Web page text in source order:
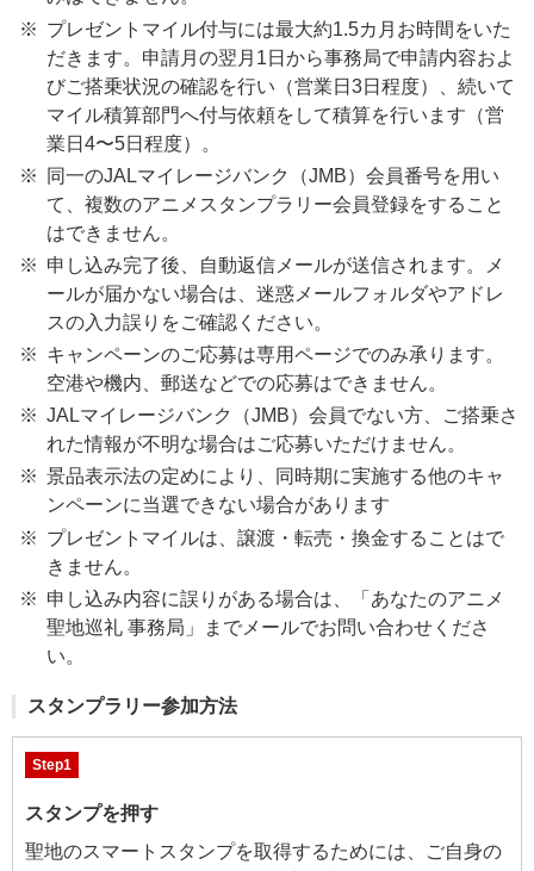
プレゼントマイル付与には最大約1.5カ月お時間をいた
だきます。申請月の翌月1日から事務局で申請内容およ
びご搭乗状況の確認を行い（営業日3日程度）、続いて
マイル積算部門へ付与依頼をして積算を行います（営
業日4〜5日程度）。
同一のJALマイレージバンク（JMB）会員番号を用い
て、複数のアニメスタンプラリー会員登録をすること
はできません。
申し込み完了後、自動返信メールが送信されます。メ
ールが届かない場合は、迷惑メールフォルダやアドレ
スの入力誤りをご確認ください。
キャンペーンのご応募は専用ページでのみ承ります。
空港や機内、郵送などでの応募はできません。
JALマイレージバンク（JMB）会員でない方、ご搭乗さ
れた情報が不明な場合はご応募いただけません。
景品表示法の定めにより、同時期に実施する他のキャ
ンペーンに当選できない場合があります
プレゼントマイルは、譲渡・転売・換金することはで
きません。
申し込み内容に誤りがある場合は、「あなたのアニメ
聖地巡礼 事務局」までメールでお問い合わせくださ
い。
スタンプラリー参加方法
Step1
スタンプを押す
聖地のスマートスタンプを取得するためには、ご自身の